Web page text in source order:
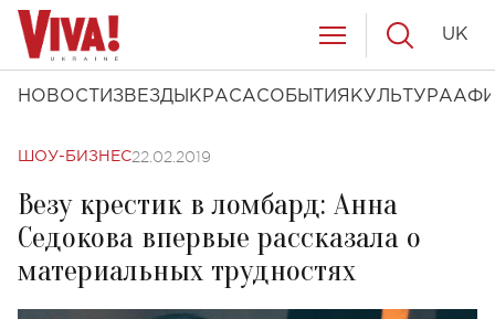
НОВОСТИ ЗВЕЗДЫ КРАСАСОБЫТИЯ КУЛЬТУРА
UK
ШОУ-БИЗНЕС22.02.2019
Везу крестик в ломбард: Анна
Седокова впервые рассказала о
материальных трудностях